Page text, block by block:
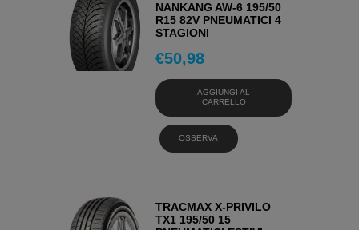
NANKANG AW-6 195/50
R15 82V PNEUMATICI 4
STAGIONI
€50,98
AGGIUNGI AL
CARRELLO
OSSERVA
TRACMAX X-PRIVILO
TX1 195/50 15